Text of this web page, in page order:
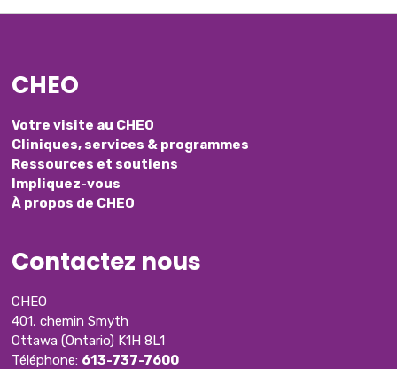
CHEO
Votre visite au CHEO
Cliniques, services & programmes
Ressources et soutiens
Impliquez-vous
À propos de CHEO
Contactez nous
CHEO
401, chemin Smyth
Ottawa (Ontario) K1H 8L1
Téléphone: 613-737-7600